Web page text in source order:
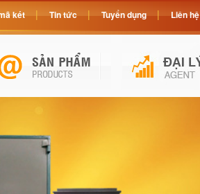
két Tin tức Tuyển dụng Liên hệ